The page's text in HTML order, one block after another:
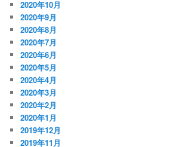
2020年10月
2020年9月
2020年8月
2020年7月
2020年6月
2020年5月
2020年4月
2020年3月
2020年2月
2020年1月
2019年12月
2019年11月